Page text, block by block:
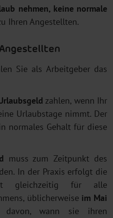
nehmen, keine normale
Ihren Angestellten.
Sie als Arbeitgeber das
zahlen, wenn Ihr
Urlaubstage nimmt. Der
normales Gehalt für diese
muss zum Zeitpunkt des
In der Praxis erfolgt die
gleichzeitig für alle
üblicherweise im Mai
davon, wann sie ihren